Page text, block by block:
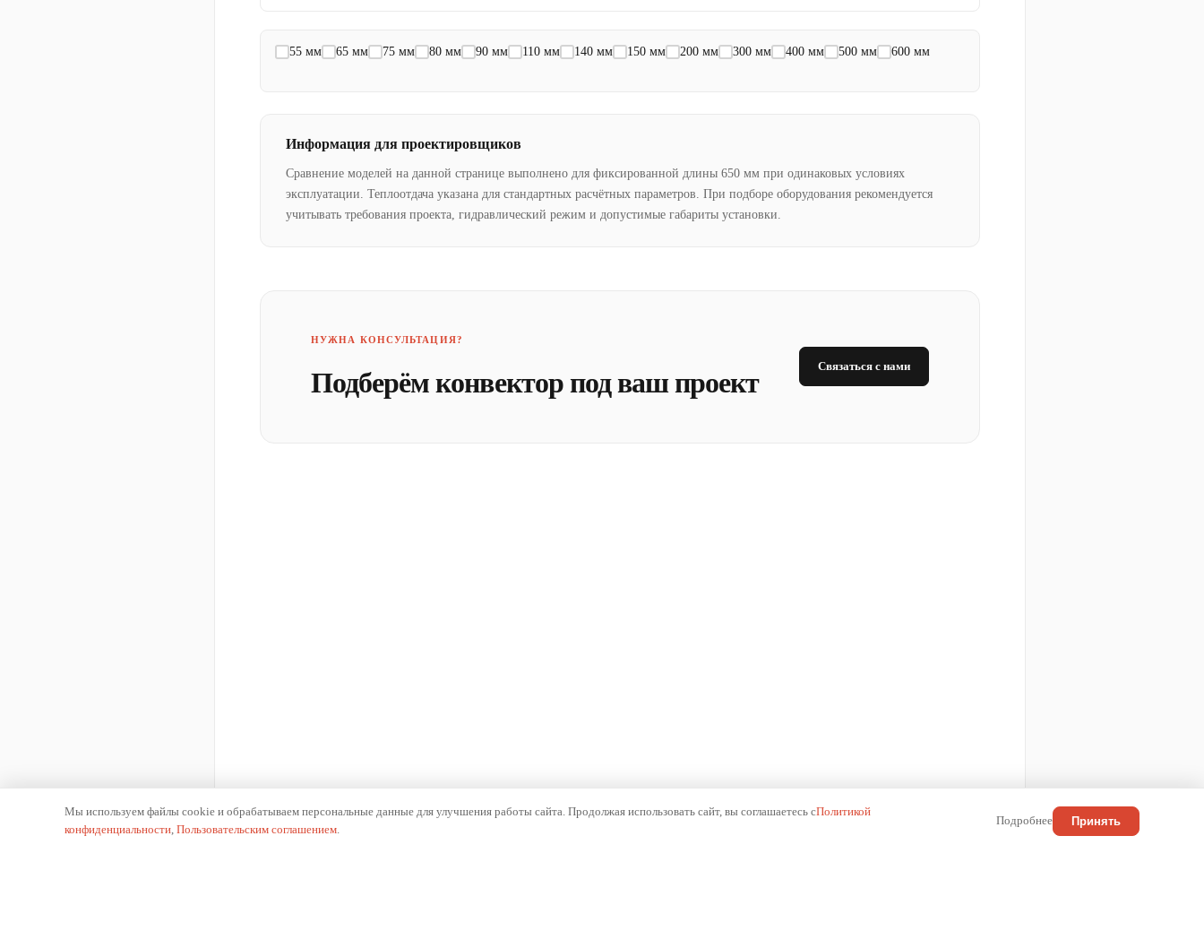
55 мм 65 мм 75 мм 80 мм 90 мм 110 мм 140 мм 150 мм 200 мм 300 мм 400 мм 500 мм 600 мм
Информация для проектировщиков
Сравнение моделей на данной странице выполнено для фиксированной длины 650 мм при одинаковых условиях
эксплуатации. Теплоотдача указана для стандартных расчётных параметров. При подборе оборудования рекомендуется
учитывать требования проекта, гидравлический режим и допустимые габариты установки.
НУЖНА КОНСУЛЬТАЦИЯ?
Подберём конвектор под ваш проект Связаться с нами
Мы используем файлы cookie и обрабатываем персональные данные для улучшения работы сайта. Продолжая использовать сайт, вы соглашаетесь сПолитикой
конфиденциальности, Пользовательским соглашением.
Подробнее Принять